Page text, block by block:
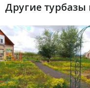
Другие турбазы